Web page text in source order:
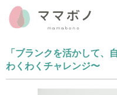
「ブランクを活かして、
わくわくチャレンジ〜